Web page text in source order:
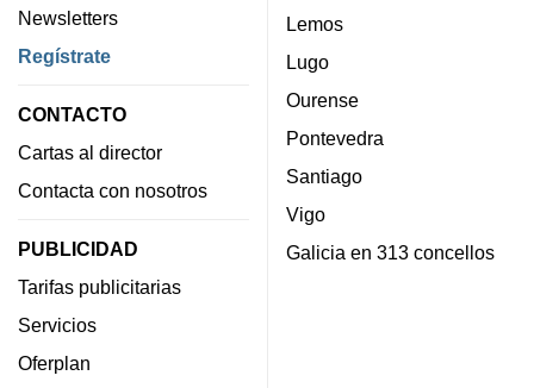
Newsletters
Regístrate
CONTACTO
Cartas al director
Contacta con nosotros
PUBLICIDAD
Tarifas publicitarias
Servicios
Oferplan
Lemos
Lugo
Ourense
Pontevedra
Santiago
Vigo
Galicia en 313 concellos